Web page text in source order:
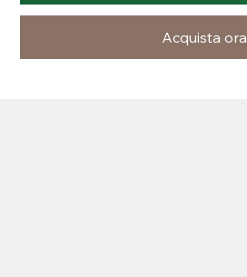
Acquista ora